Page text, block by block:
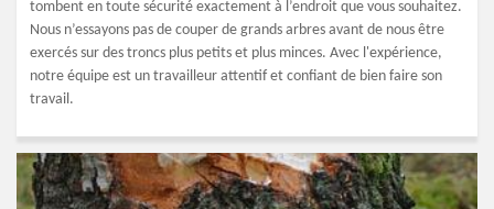
tombent en toute sécurité exactement à l’endroit que vous souhaitez.
Nous n’essayons pas de couper de grands arbres avant de nous être
exercés sur des troncs plus petits et plus minces. Avec l'expérience,
notre équipe est un travailleur attentif et confiant de bien faire son
travail.